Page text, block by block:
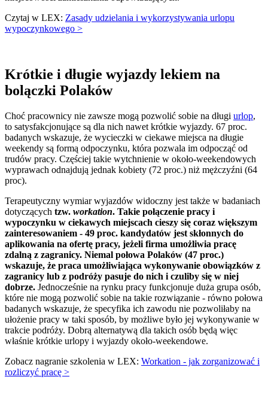
Czytaj w LEX: Zasady udzielania i wykorzystywania urlopu
wypoczynkowego >
Krótkie i długie wyjazdy lekiem na
bolączki Polaków
Choć pracownicy nie zawsze mogą pozwolić sobie na długi urlop,
to satysfakcjonujące są dla nich nawet krótkie wyjazdy. 67 proc.
badanych wskazuje, że wycieczki w ciekawe miejsca na długie
weekendy są formą odpoczynku, która pozwala im odpocząć od
trudów pracy. Częściej takie wytchnienie w około-weekendowych
wyprawach odnajdują jednak kobiety (72 proc.) niż mężczyźni (64
proc).
Terapeutyczny wymiar wyjazdów widoczny jest także w badaniach
dotyczących tzw. workation. Takie połączenie pracy i
wypoczynku w ciekawych miejscach cieszy się coraz większym
zainteresowaniem - 49 proc. kandydatów jest skłonnych do
aplikowania na ofertę pracy, jeżeli firma umożliwia pracę
zdalną z zagranicy. Niemal połowa Polaków (47 proc.)
wskazuje, że praca umożliwiająca wykonywanie obowiązków z
zagranicy lub z podróży pasuje do nich i czuliby się w niej
dobrze. Jednocześnie na rynku pracy funkcjonuje duża grupa osób,
które nie mogą pozwolić sobie na takie rozwiązanie - równo połowa
badanych wskazuje, że specyfika ich zawodu nie pozwoliłaby na
ułożenie pracy w taki sposób, by możliwe było jej wykonywanie w
trakcie podróży. Dobrą alternatywą dla takich osób będą więc
właśnie krótkie urlopy i wyjazdy około-weekendowe.
Zobacz nagranie szkolenia w LEX: Workation - jak zorganizować i
rozliczyć pracę >